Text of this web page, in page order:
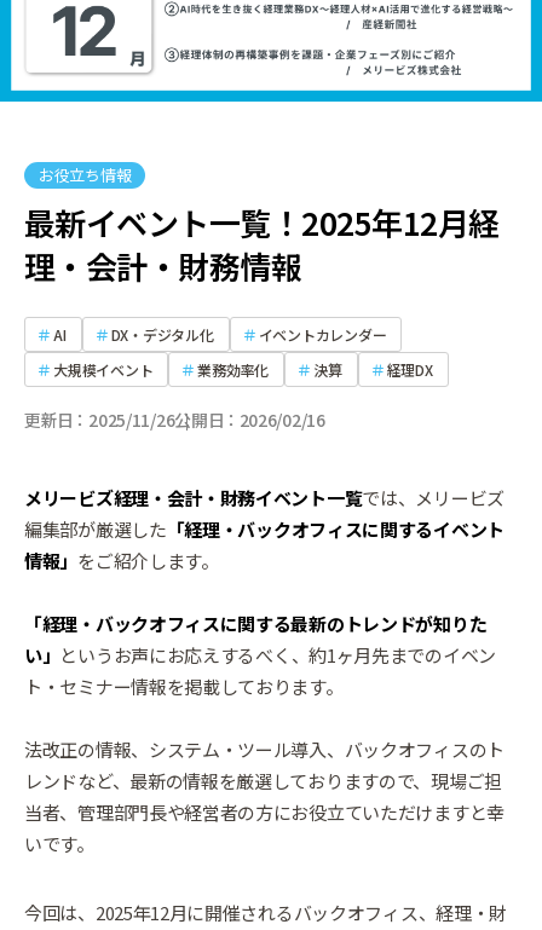
お役立ち情報
最新イベント一覧！2025年12月経
理・会計・財務情報
AI DX・デジタル化
イベントカレンダー
大規模イベント
業務効率化 決算 経理DX
更新日 2025/11/26公開日 2026/02/16
メリービズ経理・会計・財務イベント一覧では、メリービズ
編集部が厳選した 「経理・バックオフィスに関するイベント
情報」 をご紹介します。
「経理・バックオフィスに関する最新のトレンドが知りた
い」 というお声にお応えするべく、約1ヶ月先までのイベン
ト・セミナー情報を掲載しております。
法改正の情報、システム・ツール導入、バックオフィスのト
レンドなど、最新の情報を厳選しておりますので、現場ご担
当者、管理部門長や経営者の方にお役立ていただけますと幸
いです。
今回は、2025年12月に開催されるバックオフィス、経理・財